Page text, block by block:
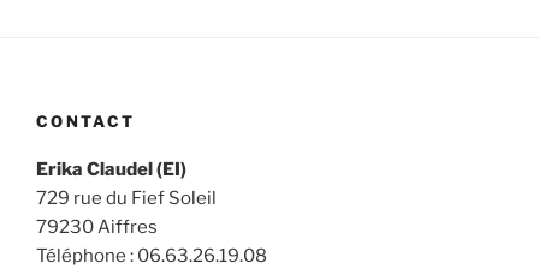
CONTACT
Erika Claudel (EI)
729 rue du Fief Soleil
79230 Aiffres
Téléphone : 06.63.26.19.08